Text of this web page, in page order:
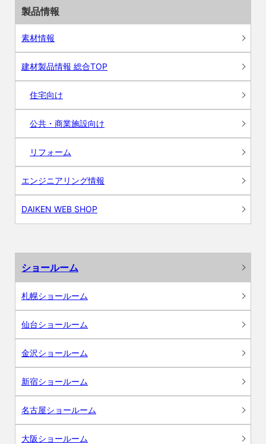
製品情報
素材情報
建材製品情報 総合TOP
住宅向け
公共・商業施設向け
リフォーム
エンジニアリング情報
DAIKEN WEB SHOP
ショールーム
札幌ショールーム
仙台ショールーム
金沢ショールーム
新宿ショールーム
名古屋ショールーム
大阪ショールーム